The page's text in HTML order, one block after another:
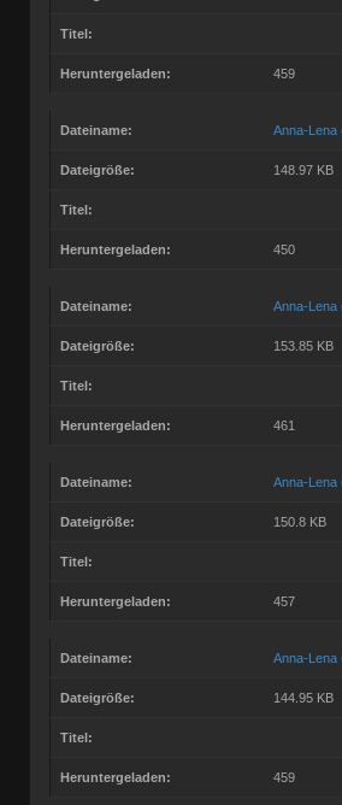
Titel:
Heruntergeladen: 459
Dateiname: Anna-Lena
Dateigröße: 148.97 KB
Titel:
Heruntergeladen: 450
Dateiname: Anna-Lena
Dateigröße: 153.85 KB
Titel:
Heruntergeladen: 461
Dateiname: Anna-Lena
Dateigröße: 150.8 KB
Titel:
Heruntergeladen: 457
Dateiname: Anna-Lena
Dateigröße: 144.95 KB
Titel:
Heruntergeladen: 459